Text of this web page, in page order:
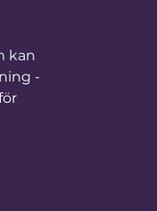
kan
-